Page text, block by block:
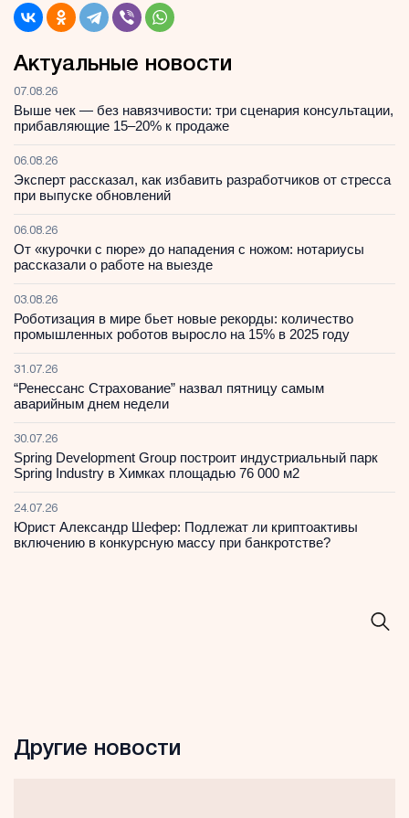
Актуальные новости
07.08.26
Выше чек — без навязчивости: три сценария консультации,
прибавляющие 15–20% к продаже
06.08.26
Эксперт рассказал, как избавить разработчиков от стресса
при выпуске обновлений
06.08.26
От «курочки с пюре» до нападения с ножом: нотариусы
рассказали о работе на выезде
03.08.26
Роботизация в мире бьет новые рекорды: количество
промышленных роботов выросло на 15% в 2025 году
31.07.26
“Ренессанс Страхование” назвал пятницу самым
аварийным днем недели
30.07.26
Spring Development Group построит индустриальный парк
Spring Industry в Химках площадью 76 000 м2
24.07.26
Юрист Александр Шефер: Подлежат ли криптоактивы
включению в конкурсную массу при банкротстве?
Другие новости